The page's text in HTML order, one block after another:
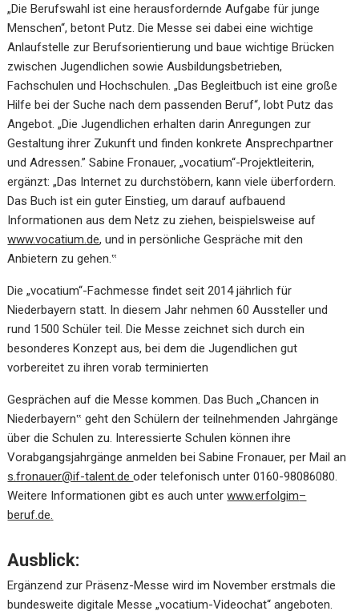
„Die Berufswahl ist eine herausfordernde Aufgabe für junge
Menschen“, betont Putz. Die Messe sei dabei eine wichtige
Anlaufstelle zur Berufsorientierung und baue wichtige Brücken
zwischen Jugendlichen sowie Ausbildungsbetrieben,
Fachschulen und Hochschulen. „Das Begleitbuch ist eine große
Hilfe bei der Suche nach dem passenden Beruf“, lobt Putz das
Angebot. „Die Jugendlichen erhalten darin Anregungen zur
Gestaltung ihrer Zukunft und finden konkrete Ansprechpartner
und Adressen.” Sabine Fronauer, „vocatium“-Projektleiterin,
ergänzt: „Das Internet zu durchstöbern, kann viele überfordern.
Das Buch ist ein guter Einstieg, um darauf aufbauend
Informationen aus dem Netz zu ziehen, beispielsweise auf
www.vocatium.de, und in persönliche Gespräche mit den
Anbietern zu gehen.‟
Die „vocatium“-Fachmesse findet seit 2014 jährlich für
Niederbayern statt. In diesem Jahr nehmen 60 Aussteller und
rund 1500 Schüler teil. Die Messe zeichnet sich durch ein
besonderes Konzept aus, bei dem die Jugendlichen gut
vorbereitet zu ihren vorab terminierten
Gesprächen auf die Messe kommen. Das Buch „Chancen in
Niederbayern‟ geht den Schülern der teilnehmenden Jahrgänge
über die Schulen zu. Interessierte Schulen können ihre
Vorabgangsjahrgänge anmelden bei Sabine Fronauer, per Mail an
s.fronauer@if-talent.deoder telefonisch unter 0160-98086080.
Weitere Informationen gibt es auch unterwww.erfolgim–
beruf.de
Ausblick:
Ergänzend zur Präsenz-Messe wird im November erstmals die
bundesweite digitale Messe „vocatium-Videochat“ angeboten.